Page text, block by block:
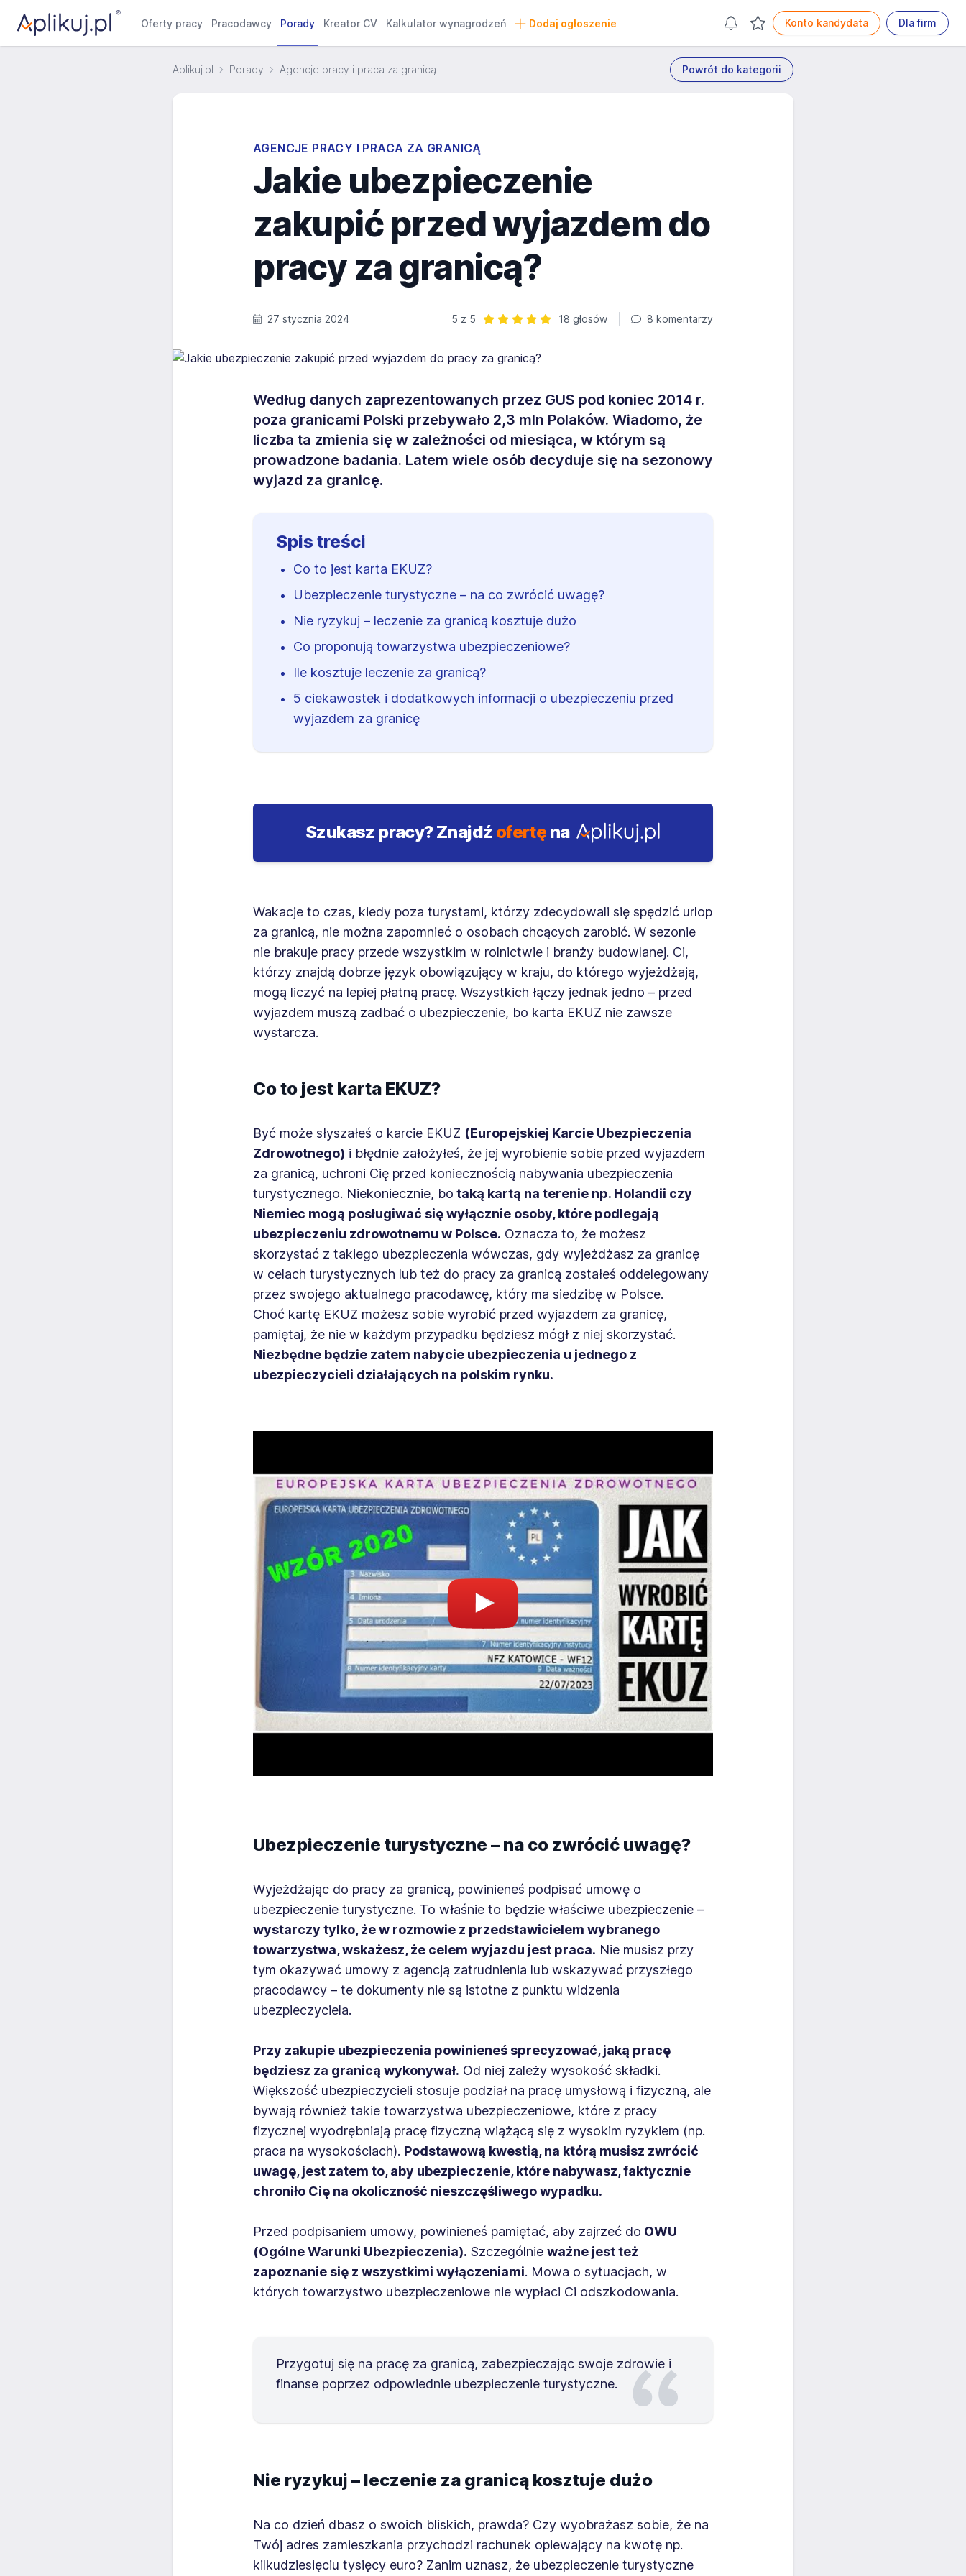
Oferty pracy Pracodawcy Porady Kreator CV Kalkulator wynagrodzeń Dodaj ogłoszenie Konto kandydata Dla firm
Aplikuj.pl Porady Agencje pracy i praca za granicą Powrót do kategorii
AGENCJE PRACY I PRACA ZA GRANICĄ
Jakie ubezpieczenie
zakupić przed wyjazdem do
pracy za granicą?
27 stycznia 2024
5 z 5
18 głosów 8 komentarzy
Według danych zaprezentowanych przez GUS pod koniec 2014 r.
poza granicami Polski przebywało 2,3 mln Polaków. Wiadomo, że
liczba ta zmienia się w zależności od miesiąca, w którym są
prowadzone badania. Latem wiele osób decyduje się na sezonowy
wyjazd za granicę.
Spis treści
Co to jest karta EKUZ?
Ubezpieczenie turystyczne – na co zwrócić uwagę?
Nie ryzykuj – leczenie za granicą kosztuje dużo
Co proponują towarzystwa ubezpieczeniowe?
Ile kosztuje leczenie za granicą?
5 ciekawostek i dodatkowych informacji o ubezpieczeniu przed
wyjazdem za granicę
Szukasz pracy?Znajdź ofertę na
Wakacje to czas, kiedy poza turystami, którzy zdecydowali się spędzić urlop
za granicą, nie można zapomnieć o osobach chcących zarobić. W sezonie
nie brakuje pracy przede wszystkim w rolnictwie i branży budowlanej. Ci,
którzy znajdą dobrze język obowiązujący w kraju, do którego wyjeżdżają,
mogą liczyć na lepiej płatną pracę. Wszystkich łączy jednak jedno – przed
wyjazdem muszą zadbać o ubezpieczenie, bo karta EKUZ nie zawsze
wystarcza.
Co to jest karta EKUZ?
Być może słyszałeś o karcie EKUZ (Europejskiej Karcie Ubezpieczenia
Zdrowotnego) i błędnie założyłeś, że jej wyrobienie sobie przed wyjazdem
za granicą, uchroni Cię przed koniecznością nabywania ubezpieczenia
turystycznego. Niekoniecznie, bo taką kartą na terenie np. Holandii czy
Niemiec mogą posługiwać się wyłącznie osoby, które podlegają
ubezpieczeniu zdrowotnemu w Polsce. Oznacza to, że możesz
skorzystać z takiego ubezpieczenia wówczas, gdy wyjeżdżasz za granicę
w celach turystycznych lub też do pracy za granicą zostałeś oddelegowany
przez swojego aktualnego pracodawcę, który ma siedzibę w Polsce.
Choć kartę EKUZ możesz sobie wyrobić przed wyjazdem za granicę,
pamiętaj, że nie w każdym przypadku będziesz mógł z niej skorzystać.
Niezbędne będzie zatem nabycie ubezpieczenia u jednego z
ubezpieczycieli działających na polskim rynku.
Ubezpieczenie turystyczne – na co zwrócić uwagę?
Wyjeżdżając do pracy za granicą, powinieneś podpisać umowę o
ubezpieczenie turystyczne. To właśnie to będzie właściwe ubezpieczenie –
wystarczy tylko, że w rozmowie z przedstawicielem wybranego
towarzystwa, wskażesz, że celem wyjazdu jest praca. Nie musisz przy
tym okazywać umowy z agencją zatrudnienia lub wskazywać przyszłego
pracodawcy – te dokumenty nie są istotne z punktu widzenia
ubezpieczyciela.
Przy zakupie ubezpieczenia powinieneś sprecyzować, jaką pracę
będziesz za granicą wykonywał. Od niej zależy wysokość składki.
Większość ubezpieczycieli stosuje podział na pracę umysłową i fizyczną, ale
bywają również takie towarzystwa ubezpieczeniowe, które z pracy
fizycznej wyodrębniają pracę fizyczną wiążącą się z wysokim ryzykiem (np.
praca na wysokościach). Podstawową kwestią, na którą musisz zwrócić
uwagę, jest zatem to, aby ubezpieczenie, które nabywasz, faktycznie
chroniło Cię na okoliczność nieszczęśliwego wypadku.
Przed podpisaniem umowy, powinieneś pamiętać, aby zajrzeć do OWU
(Ogólne Warunki Ubezpieczenia). Szczególnie ważne jest też
zapoznanie się z wszystkimi wyłączeniami. Mowa o sytuacjach, w
których towarzystwo ubezpieczeniowe nie wypłaci Ci odszkodowania.
Przygotuj się na pracę za granicą, zabezpieczając swoje zdrowie i
finanse poprzez odpowiednie ubezpieczenie turystyczne.
Nie ryzykuj – leczenie za granicą kosztuje dużo
Na co dzień dbasz o swoich bliskich, prawda? Czy wyobrażasz sobie, że na
Twój adres zamieszkania przychodzi rachunek opiewający na kwotę np.
kilkudziesięciu tysięcy euro? Zanim uznasz, że ubezpieczenie turystyczne